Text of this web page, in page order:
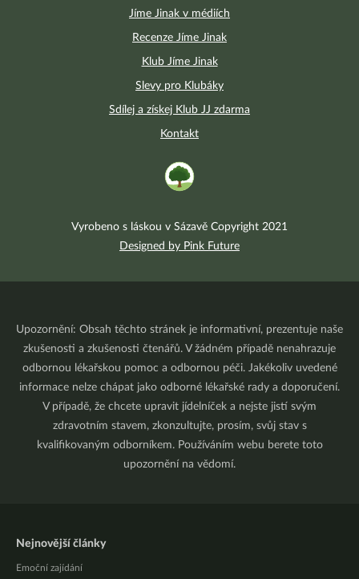
Jíme Jinak v médiích
Recenze Jíme Jinak
Klub Jíme Jinak
Slevy pro Klubáky
Sdílej a získej Klub JJ zdarma
Kontakt
Vyrobeno s láskou v Sázavě Copyright 2021
Designed by Pink Future
Upozornění: Obsah těchto stránek je informativní, prezentuje naše
zkušenosti a zkušenosti čtenářů. V žádném případě nenahrazuje
odbornou lékařskou pomoc a odbornou péči. Jakékoliv uvedené
informace nelze chápat jako odborné lékařské rady a doporučení.
V případě, že chcete upravit jídelníček a nejste jistí svým
zdravotním stavem, zkonzultujte, prosím, svůj stav s
kvalifikovaným odborníkem. Používáním webu berete toto
upozornění na vědomí.
Nejnovější články
Emoční zajídání